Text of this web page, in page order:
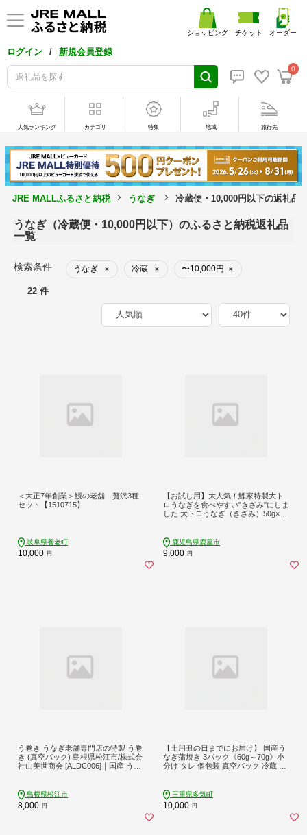
ログイン / 新規会員登録
0
ショッピング チケット オーダー
人気ランキング カテゴリ 特集 地域 旅行先
JRE MALLふるさと納税 うなぎ 冷蔵便・10,000円以下の返礼品
うなぎ（冷蔵便・10,000円以下）のふるさと納税返礼品
一覧
検索条件 うなぎ × 冷蔵 × 〜10,000円 ×
22 件
＜大正7年創業＞鰻の老舗 贅沢3種
セット【1510715】
岐阜県養老町
10,000 円
【お試し用】大人気！鯉家特製大ト
ロうなぎを食べやすい"きざみ"にしま
した 大トロうなぎ（きざみ）50g×3
鹿児島県鹿屋市
9,000 円
う巻き うなぎ老舗専門店の特製 う巻
き (真空パック) 島根県松江市/株式会
社山美世商会 [ALDC006]｜国産 うな
だし巻き卵 魚 魚介 魚介類 海鮮 水産
加工品 おかず 惣菜 おつまみ 肴 ご当
地 グルメ お取り寄せ 美味しい おい
島根県松江市
8,000 円
【土用丑の日までにお届け】 国産う
なぎ蒲焼き 3パック《60g～70g》小
分け タレ 個包装 真空パック 冷蔵 鰻
UK-0107
三重県多気町
10,000 円